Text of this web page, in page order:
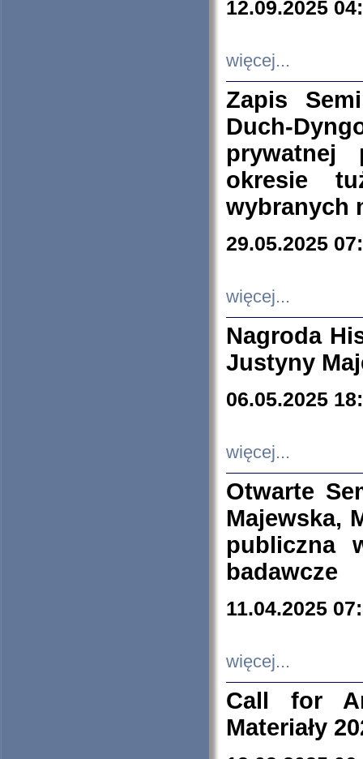
12.09.2025
więcej...
Zapis
Duch-
prywatnej
okresie
wybranych
29.05.2025
więcej...
Nagroda
Justyny
06.05.2025
więcej...
Otwarte
Majewska,
publiczna
badawcze
11.04.2025
więcej...
Call for
Materiały